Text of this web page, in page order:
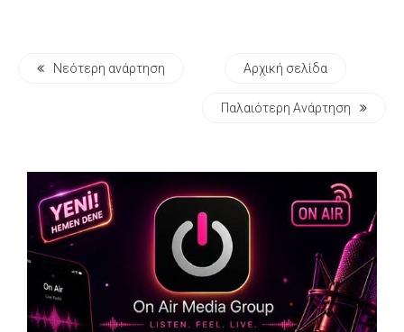
Νεότερη ανάρτηση Αρχική σελίδα
Παλαιότερη Ανάρτηση